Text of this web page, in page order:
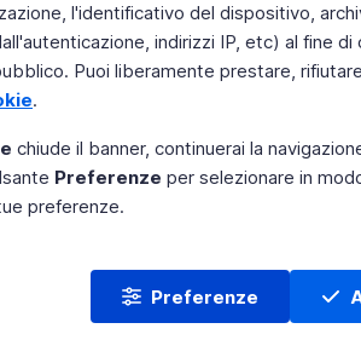
l'identificativo del dispositivo,
indirizzi IP, etc) al fine di
Puoi liberamente prestare,
.
chiude il banner, continuerai la
Preferenze per selezionare in
preferenze.
Preferenze